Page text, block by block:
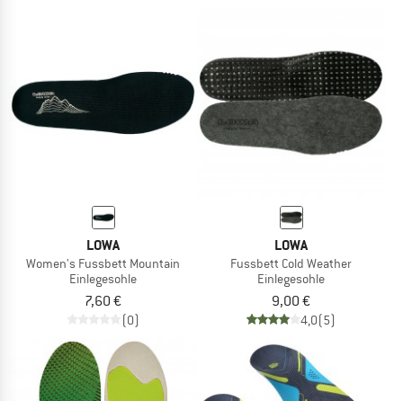
LOWA
Women's Fussbett Mountain
Einlegesohle
7,60 €
(0)
LOWA
Fussbett Cold Weather
Einlegesohle
9,00 €
4,0(5)